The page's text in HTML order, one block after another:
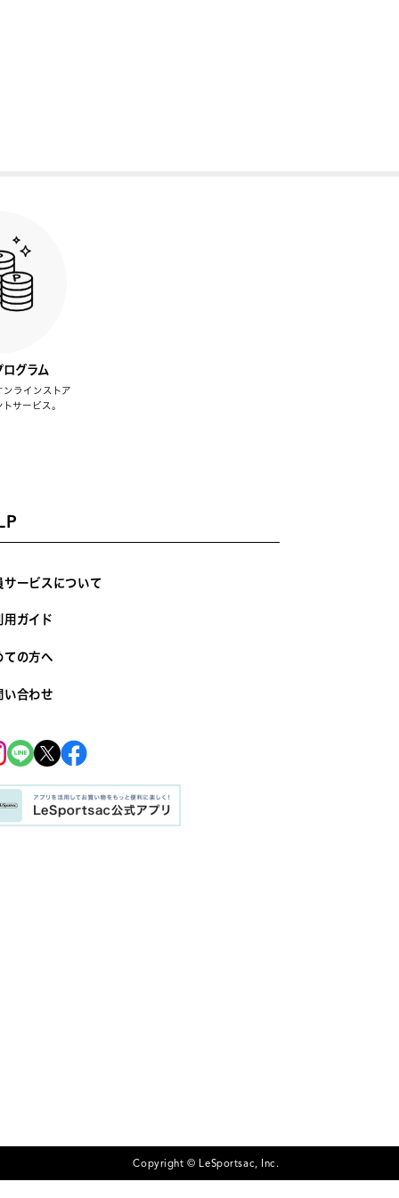
ログラム
ラインストア
サービス。
サービスについて
用ガイド
ての方へ
い合わせ
Copyright © LeSportsac, Inc.